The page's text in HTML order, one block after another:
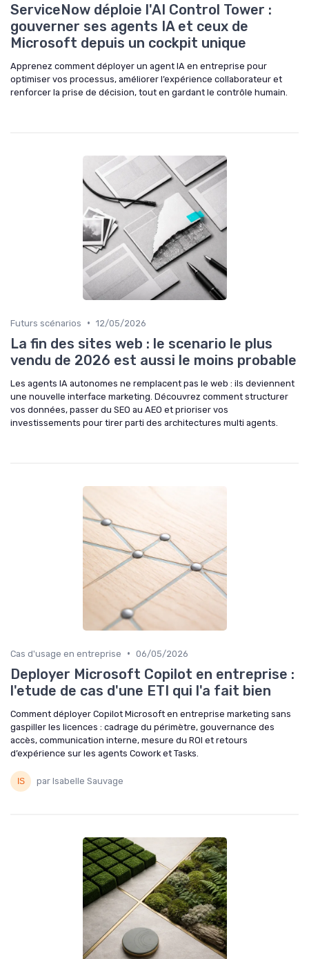
ServiceNow déploie l'AI Control Tower :
gouverner ses agents IA et ceux de
Microsoft depuis un cockpit unique
Apprenez comment déployer un agent IA en entreprise pour
optimiser vos processus, améliorer l’expérience collaborateur et
renforcer la prise de décision, tout en gardant le contrôle humain.
Futurs scénarios • 12/05/2026
La fin des sites web : le scenario le plus
vendu de 2026 est aussi le moins probable
Les agents IA autonomes ne remplacent pas le web : ils deviennent
une nouvelle interface marketing. Découvrez comment structurer
vos données, passer du SEO au AEO et prioriser vos
investissements pour tirer parti des architectures multi agents.
Cas d'usage en entreprise • 06/05/2026
Deployer Microsoft Copilot en entreprise :
l'etude de cas d'une ETI qui l'a fait bien
Comment déployer Copilot Microsoft en entreprise marketing sans
gaspiller les licences : cadrage du périmètre, gouvernance des
accès, communication interne, mesure du ROI et retours
d’expérience sur les agents Cowork et Tasks.
par Isabelle Sauvage